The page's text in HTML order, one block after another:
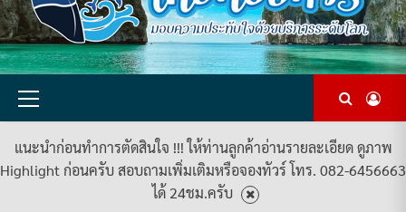
ท็อป
ทัวร์
Primary
แนะนำก่อนทำการตัดสินใจ !!! ให้ท่านลูกค้าอ่านรายละเอียด ดูภาพ
Highlight ก่อนครับ สอบถามเพิ่มเติมหรือจองทัวร์ โทร. 082-6456663
ได้ 24ชม.ครับ